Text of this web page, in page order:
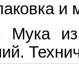
и
Мука